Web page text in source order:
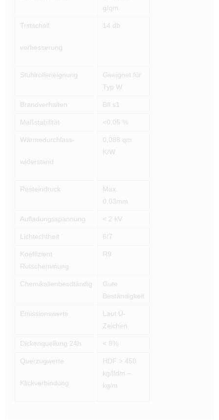
g/qm
Trittschall
verbesserung
14 db
Stuhlrolleneignung
Geeignet für
Typ W
Brandverhalten Bfl s1
Maßstabilität <0,05 %
Wärmedurchlass-
widerstand
0,088 qm
K/W
Resteindruck
Max.
0,03mm
Aufladungsspannung < 2 kV
Lichtechtheit 6/7
Koeffizient
Rutschemmung
R9
Chemikalienbesdtändig
Gute
Beständigkeit
Emissionswerte
Laut Ü-
Zeichen
Dickenquellung 24h < 8%
Querzugwerte
Klickverbindung
HDF > 450
kg/lfdm –
kg/m